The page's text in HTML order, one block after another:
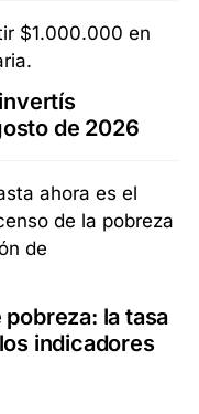
de 2026
la tasa
indicadores